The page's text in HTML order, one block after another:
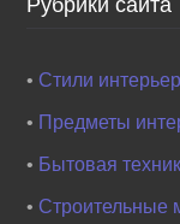
•Стили
• Предметы
• Бытовая
•Строительные